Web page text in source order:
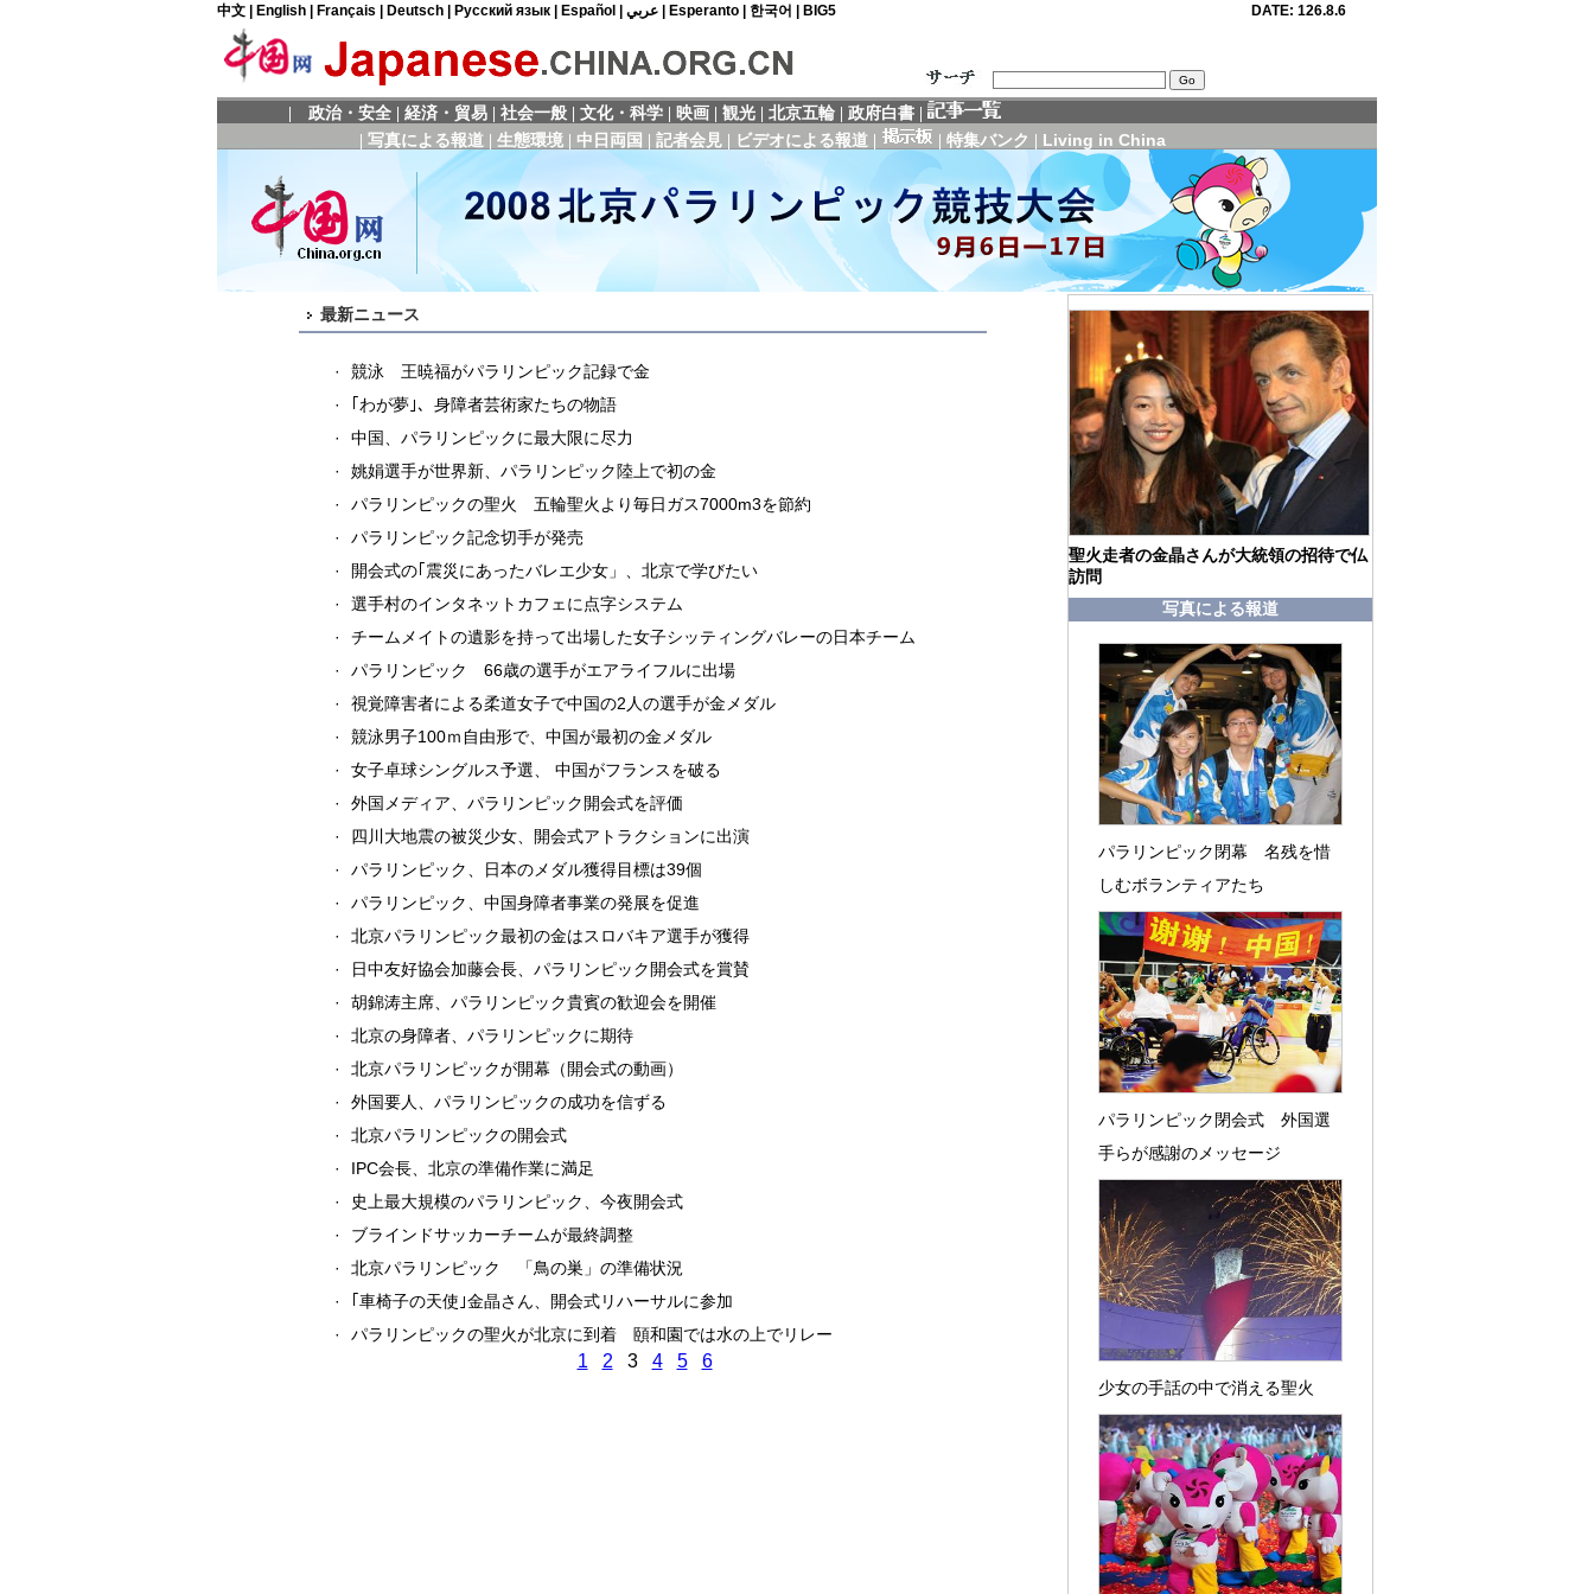
最新ニュース
·
競泳 王暁福がパラリンピック記録で金
·
｢わが夢｣、身障者芸術家たちの物語
·
中国、パラリンピックに最大限に尽力
·
姚娟選手が世界新、パラリンピック陸上で初の金
·
パラリンピックの聖火 五輪聖火より毎日ガス7000m3を節約
·
パラリンピック記念切手が発売
·
開会式の｢震災にあったバレエ少女」、北京で学びたい
·
選手村のインタネットカフェに点字システム
·
チームメイトの遺影を持って出場した女子シッティングバレーの日本チーム
·
パラリンピック 66歳の選手がエアライフルに出場
·
視覚障害者による柔道女子で中国の2人の選手が金メダル
·
競泳男子100ｍ自由形で、中国が最初の金メダル
·
女子卓球シングルス予選、 中国がフランスを破る
·
外国メディア、パラリンピック開会式を評価
·
四川大地震の被災少女、開会式アトラクションに出演
·
パラリンピック、日本のメダル獲得目標は39個
·
パラリンピック、中国身障者事業の発展を促進
·
北京パラリンピック最初の金はスロバキア選手が獲得
·
日中友好協会加藤会長、パラリンピック開会式を賞賛
·
胡錦涛主席、パラリンピック貴賓の歓迎会を開催
·
北京の身障者、パラリンピックに期待
·
北京パラリンピックが開幕（開会式の動画）
·
外国要人、パラリンピックの成功を信ずる
·
北京パラリンピックの開会式
·
IPC会長、北京の準備作業に満足
·
史上最大規模のパラリンピック、今夜開会式
·
ブラインドサッカーチームが最終調整
·
北京パラリンピック 「鳥の巣」の準備状況
·
｢車椅子の天使｣金晶さん、開会式リハーサルに参加
·
パラリンピックの聖火が北京に到着 頤和園では水の上でリレー
1 2 3 4 5 6
聖火走者の金晶さんが大統領の招待で仏
訪問
写真による報道
パラリンピック閉幕 名残を惜
しむボランティアたち
パラリンピック閉会式 外国選
手らが感謝のメッセージ
少女の手話の中で消える聖火